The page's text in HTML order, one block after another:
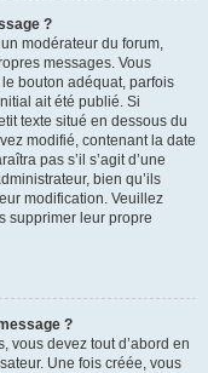
?
modérateur du forum,
messages. Vous
bouton adéquat, parfois
ait été publié. Si
texte situé en dessous du
modifié, contenant la date
pas s’il s’agit d’une
bien qu’ils
modification. Veuillez
supprimer leur propre
?
vous devez tout d’abord en
Une fois créée, vous